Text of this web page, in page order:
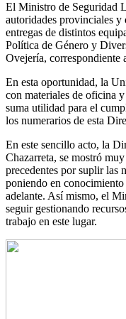
El Ministro de Seguridad
autoridades provinciales
entregas de distintos
Política de Género y
Ovejería, correspondiente
En esta oportunidad, la
con materiales de oficina
suma utilidad para el
los numerarios de esta
En este sencillo acto, la
Chazarreta, se mostró
precedentes por suplir las
poniendo en
adelante. Así mismo, el
seguir gestionando
trabajo en este lugar.